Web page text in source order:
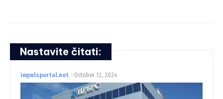
Nastavite čitati:
impulsportal.net - October 12, 2024